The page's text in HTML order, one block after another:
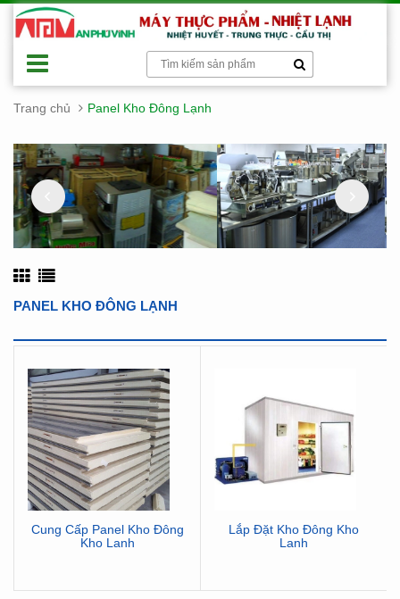
Trang chủ Panel Kho Đông Lạnh
PANEL KHO ĐÔNG LẠNH
Cung Cấp Panel Kho Đông
Kho Lạnh
Lắp Đặt Kho Đông Kho
Lạnh